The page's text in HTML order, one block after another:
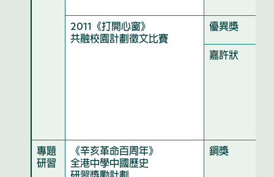
2011《打開心窗》
共融校園計劃徵文比賽
優異獎
嘉許狀
專題
研習
《辛亥革命百周年》
全港中學中國歷史
銅獎